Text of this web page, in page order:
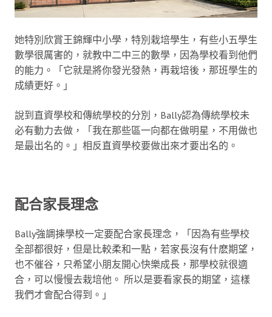
她特別欣賞王錦輝中小學，特別栽培學生，有些小五學生
數學很厲害的，就教中二中三的數學，因為學校看到他們
的能力。「它就是將你發光發熱，再栽培後，那班學生的
成績更好。」
說到直資學校和傳統學校的分別，Bally認為傳統學校未
必有動力去做，「我在那些區一向都在做明星，不用做也
是最出名的。」相反直資學校要做出來才要出名的。
配合家長理念
Bally強調揀學校一定要配合家長理念，「因為有些學校
全部都很好，但是比較柔和一點，若家長沒有什麽期望，
也不催谷，只希望小朋友開心快樂成長，那學校就很適
合，可以慢慢去栽培他。 所以是要看家長的期望，這樣
我們才會配合得到。」